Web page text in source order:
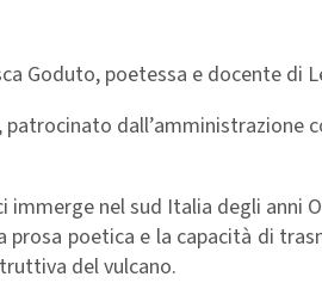
Goduto, poetessa e docente
patrocinato dall’amministrazione
immerge nel sud Italia degli anni
prosa poetica e la capacità di
del vulcano.